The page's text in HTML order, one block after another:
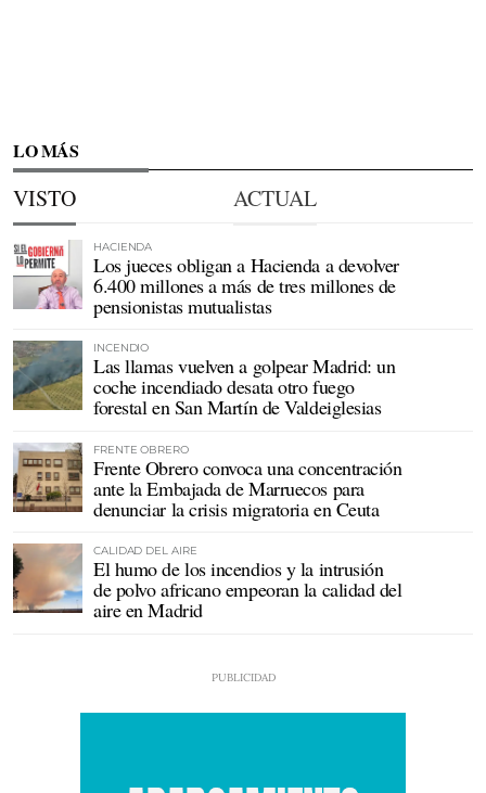
LO MÁS
VISTO ACTUAL
HACIENDA
Los jueces obligan a Hacienda a devolver
6.400 millones a más de tres millones de
pensionistas mutualistas
INCENDIO
Las llamas vuelven a golpear Madrid: un
coche incendiado desata otro fuego
forestal en San Martín de Valdeiglesias
FRENTE OBRERO
Frente Obrero convoca una concentración
ante la Embajada de Marruecos para
denunciar la crisis migratoria en Ceuta
CALIDAD DEL AIRE
El humo de los incendios y la intrusión
de polvo africano empeoran la calidad del
aire en Madrid